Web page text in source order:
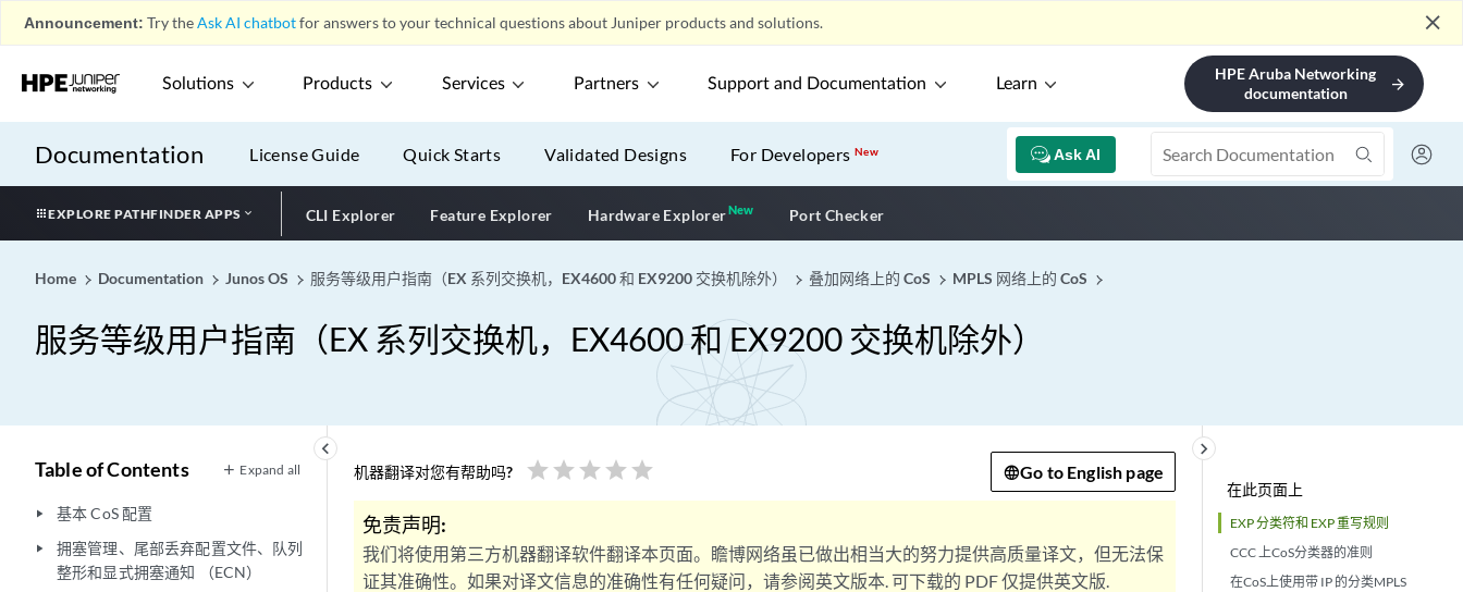
Announcement: Try theAsk AI chatbotfor answers to your technical questions about Juniper products and solutions. close
Solutions Products Services Partners Support and Documentation Learn
HPE Aruba Networking
documentation
arrow_forward
Documentation Ask AI
License Guide Quick Starts Validated Designs For DevelopersNew
EXPLORE PATHFINDER APPS CLI Explorer Feature Explorer Hardware ExplorerNewNew application
Port Checker
Home Documentation Junos OS 服务等级用户指南（EX 系列交换机，EX4600 和 EX9200 交换机除外） 叠加网络上的 CoS MPLS 网络上的 CoS
服务等级用户指南（EX 系列交换机，EX4600 和 EX9200 交换机除外）
keyboard_arrow_left
Table of Contents Expand all
play_arrow 基本 CoS 配置
play_arrow
拥塞管理、尾部丢弃配置文件、队列
整形和显式拥塞通知 （ECN）
在此页面上
EXP 分类符和 EXP 重写规则
CCC 上CoS分类器的准则
在CoS上使用带 IP 的分类MPLS
keyboard_arrow_right
机器翻译对您有帮助吗? star star star star star Go to English page
免责声明:
我们将使用第三方机器翻译软件翻译本页面。瞻博网络虽已做出相当大的努力提供高质量译文，但无法保
证其准确性。如果对译文信息的准确性有任何疑问，请参阅英文版本. 可下载的 PDF 仅提供英文版.